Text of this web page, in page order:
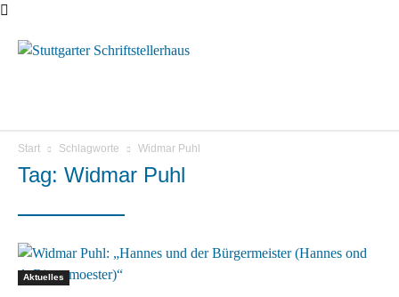
Start Schlagworte Widmar Puhl
Tag: Widmar Puhl
Aktuelles